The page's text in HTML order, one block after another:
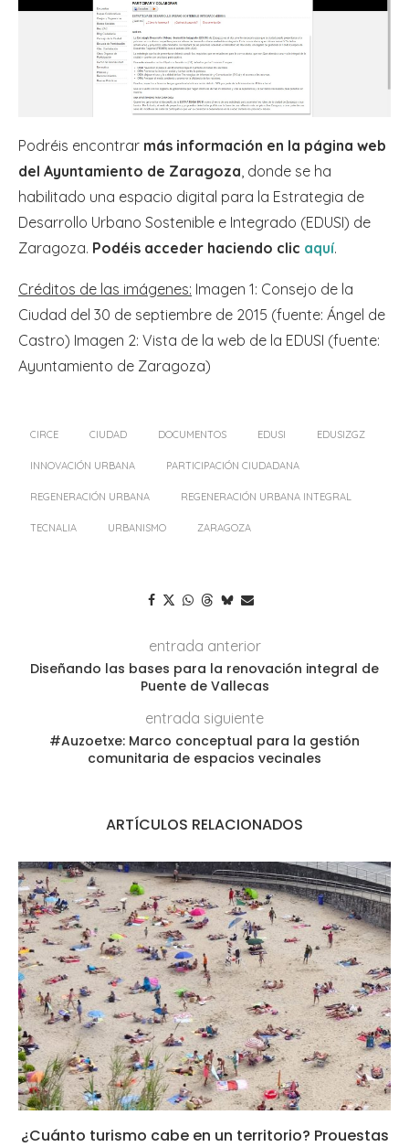
Podréis encontrar más información en la página web
del Ayuntamiento de Zaragoza , donde se ha
habilitado una espacio digital para la Estrategia de
Desarrollo Urbano Sostenible e Integrado (EDUSI) de
Zaragoza. Podéis acceder haciendo clic aquí.
Créditos de las imágenes: Imagen 1: Consejo de la
Ciudad del 30 de septiembre de 2015 (fuente: Ángel de
Castro) Imagen 2: Vista de la web de la EDUSI (fuente:
Ayuntamiento de Zaragoza)
CIRCE CIUDAD DOCUMENTOS EDUSI EDUSIZGZ
INNOVACIÓN URBANA PARTICIPACIÓN CIUDADANA
REGENERACIÓN URBANA REGENERACIÓN URBANA INTEGRAL
TECNALIA URBANISMO ZARAGOZA
entrada anterior
Diseñando las bases para la renovación integral de
Puente de Vallecas
entrada siguiente
#Auzoetxe: Marco conceptual para la gestión
comunitaria de espacios vecinales
ARTÍCULOS RELACIONADOS
¿Cuánto turismo cabe en un territorio? Prouestas